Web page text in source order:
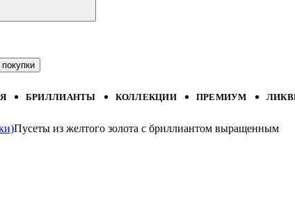
БРИЛЛИАНТЫ КОЛЛЕКЦИИ ПРЕМИУМ
Пусеты из желтого золота с бриллиантом выращенным